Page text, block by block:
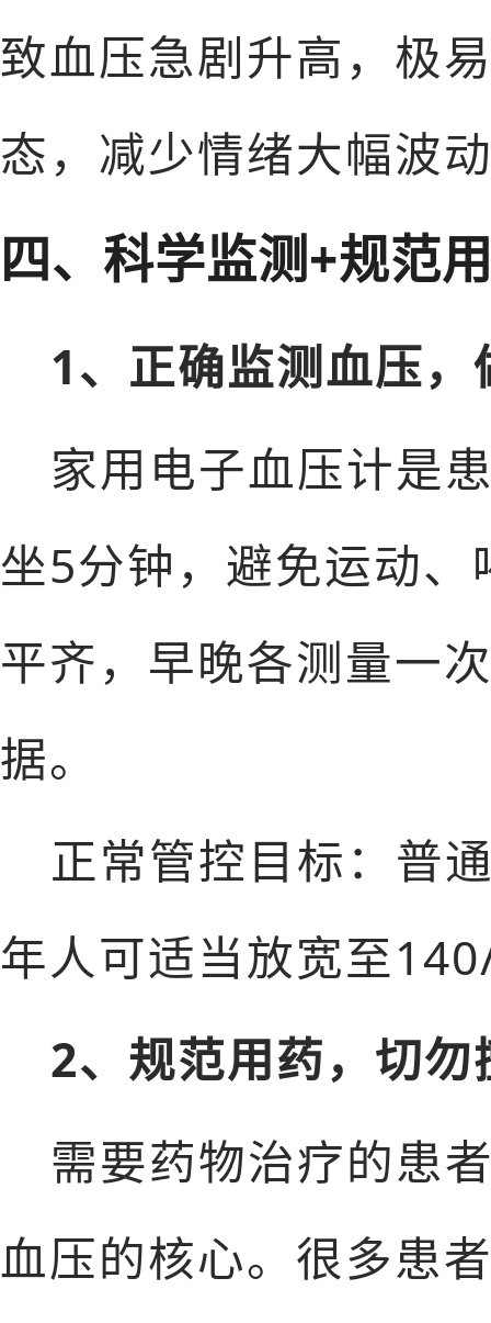
致血压急剧升高，极
态，减少情绪大幅波
四、科学监测+规范
1、正确监测血压
家用电子血压计是
坐5分钟，避免运动
平齐，早晚各测量一
据。
正常管控目标：普
年人可适当放宽至
2、规范用药，切勿
需要药物治疗的患
血压的核心。很多患